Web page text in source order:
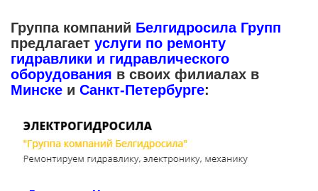
Группа компаний Белгидросила Групп
предлагает услуги по ремонту
гидравлики и гидравлического
оборудования в своих филиалах в
Минске и Санкт-Петербурге: